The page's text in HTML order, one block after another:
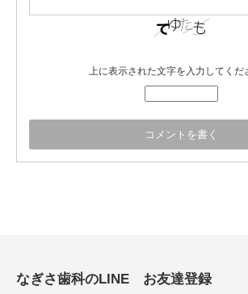
上に表示された文字を入力してくだ
なぎさ歯科のLINE お友達登録